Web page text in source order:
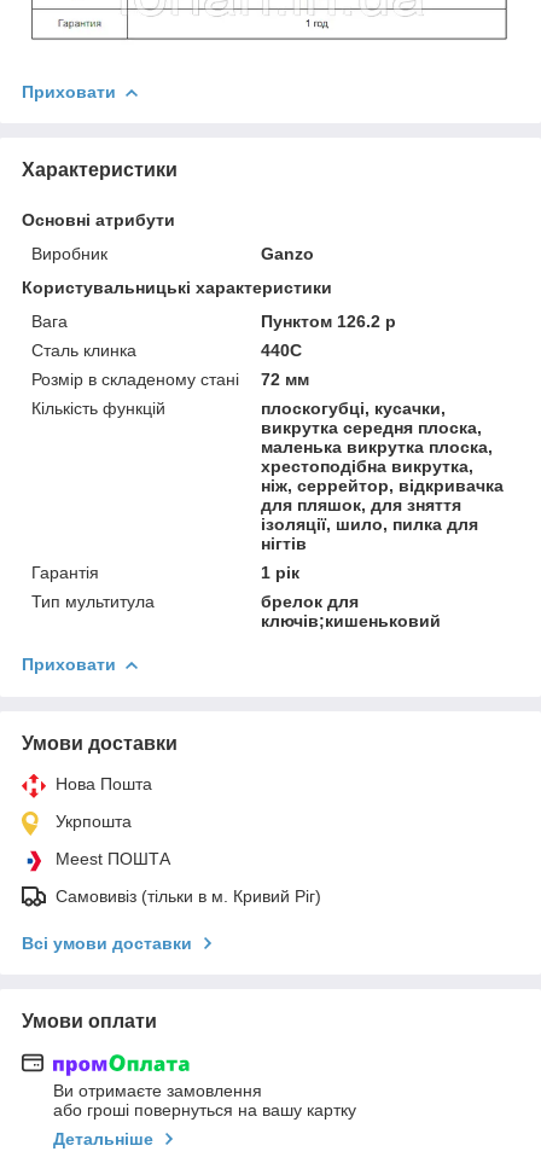
Приховати
Характеристики
Основні атрибути
Виробник
Ganzo
Користувальницькі характеристики
Вага
Пунктом 126.2 р
Сталь клинка
440C
Розмір в складеному стані
72 мм
Кількість функцій
плоскогубці, кусачки,
викрутка середня плоска,
маленька викрутка плоска,
хрестоподібна викрутка,
ніж, серрейтор, відкривачка
для пляшок, для зняття
ізоляції, шило, пилка для
нігтів
Гарантія
1 рік
Тип мультитула
брелок для
ключів;кишеньковий
Приховати
Умови доставки
Нова Пошта
Укрпошта
Meest ПОШТА
Самовивіз (тільки в м. Кривий Ріг)
Всі умови доставки
Умови оплати
Ви отримаєте замовлення
або гроші повернуться на вашу картку
Детальніше